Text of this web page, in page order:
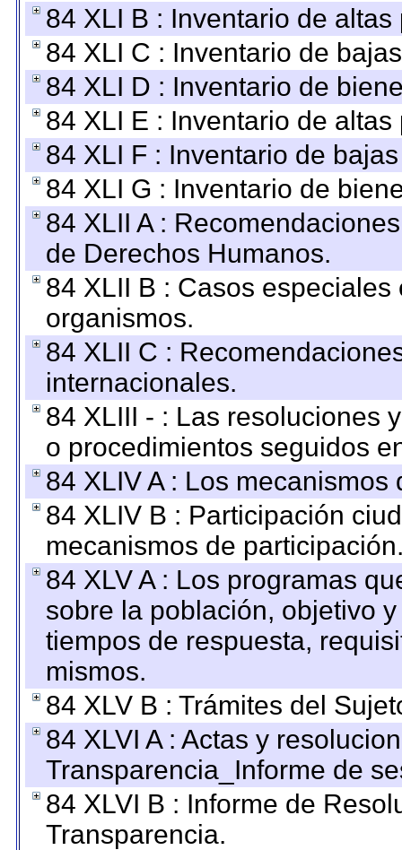
84 XLI B : Inventario de
84 XLI C : Inventario de
84 XLI D : Inventario de
84 XLI E : Inventario de
84 XLI F : Inventario de
84 XLI G : Inventario de
84 XLII A :
de Derechos Humanos.
84 XLII B : Casos
organismos.
84 XLII C :
internacionales.
84 XLIII - : Las resoluciones
o procedimientos seguidos
84 XLIV A : Los
84 XLIV B : Participación
mecanismos de
84 XLV A : Los programas
sobre la población, objetivo
tiempos de respuesta,
mismos.
84 XLV B : Trámites del
84 XLVI A : Actas y
Transparencia_Informe de
84 XLVI B : Informe de
Transparencia.